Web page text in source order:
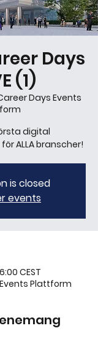
Days
(1)
Days Events
digital
is closed
events
CEST
Plattform